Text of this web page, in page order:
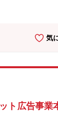
ークホルダー
ンテンツや気
ト広告事業